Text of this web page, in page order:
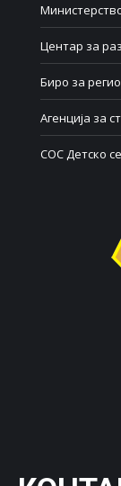
Центар за
Биро за
Агенција за
СОС Детско